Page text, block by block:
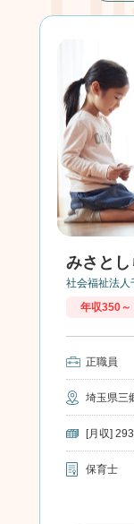
みさとし
社会福祉法人
年収350～
正職員
埼玉県三
[月収]
保育士